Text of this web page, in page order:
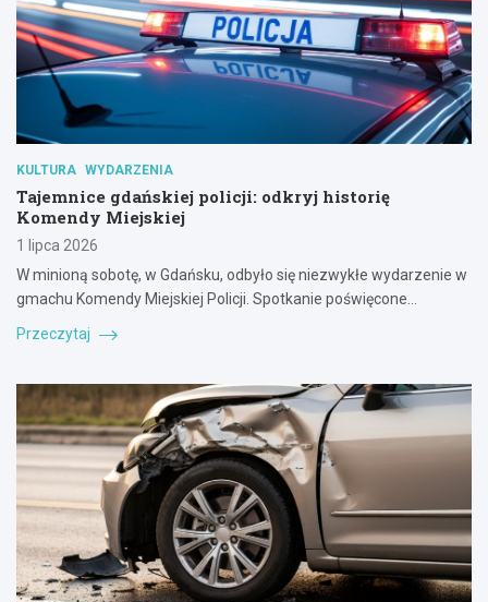
KULTURA WYDARZENIA
Tajemnice gdańskiej policji: odkryj historię
Komendy Miejskiej
1 lipca 2026
W minioną sobotę, w Gdańsku, odbyło się niezwykłe wydarzenie w
gmachu Komendy Miejskiej Policji. Spotkanie poświęcone…
Przeczytaj